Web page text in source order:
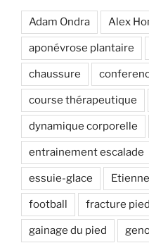
Adam Ondra Alex
aponévrose plantaire
chaussure
course thérapeutique
dynamique corporelle
entrainement escalade
essuie-glace
football fracture pied
gainage du pied